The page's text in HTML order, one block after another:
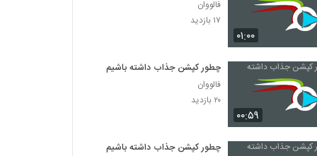
۰۱:۰۰
فالووان
۱۷ بازدید
۰۰:۵۹
چطور کپشن جذاب داشته باشیم
فالووان
۲۰ بازدید
چطور کپشن جذاب داشته باشیم